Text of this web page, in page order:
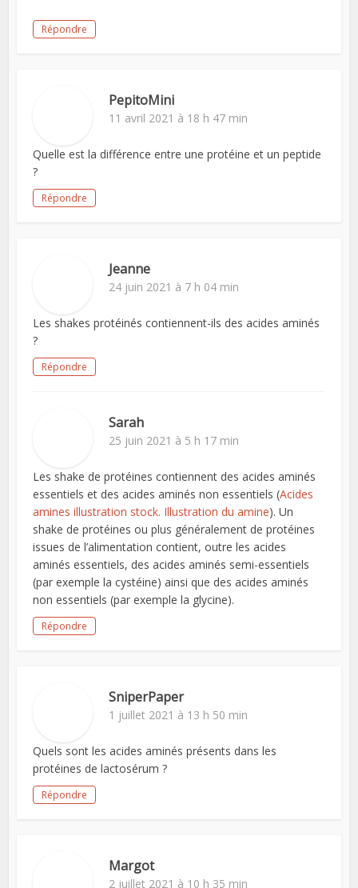
Répondre
PepitoMini
11 avril 2021 à 18 h 47 min
Quelle est la différence entre une protéine et un peptide
?
Répondre
Jeanne
24 juin 2021 à 7 h 04 min
Les shakes protéinés contiennent-ils des acides aminés
?
Répondre
Sarah
25 juin 2021 à 5 h 17 min
Les shake de protéines contiennent des acides aminés
essentiels et des acides aminés non essentiels (Acides
amines illustration stock. Illustration du amine). Un
shake de protéines ou plus généralement de protéines
issues de l’alimentation contient, outre les acides
aminés essentiels, des acides aminés semi-essentiels
(par exemple la cystéine) ainsi que des acides aminés
non essentiels (par exemple la glycine).
Répondre
SniperPaper
1 juillet 2021 à 13 h 50 min
Quels sont les acides aminés présents dans les
protéines de lactosérum ?
Répondre
Margot
2 juillet 2021 à 10 h 35 min